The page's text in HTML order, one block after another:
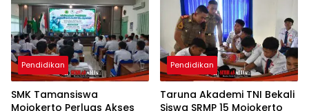
Pendidikan
SMK Tamansiswa
Mojokerto Perluas Akses
Pendidikan
Taruna Akademi TNI Bekali
Siswa SRMP 15 Mojokerto